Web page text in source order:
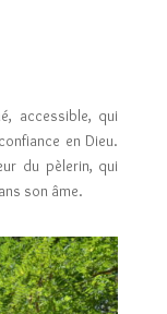
accessible, qui
en Dieu.
du pèlerin, qui
son âme.